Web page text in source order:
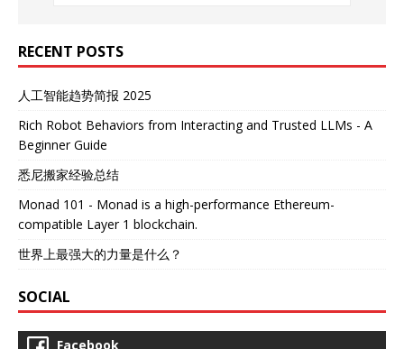
RECENT POSTS
人工智能趋势简报 2025
Rich Robot Behaviors from Interacting and Trusted LLMs - A
Beginner Guide
悉尼搬家经验总结
Monad 101 - Monad is a high-performance Ethereum-
compatible Layer 1 blockchain.
世界上最强大的力量是什么？
SOCIAL
Facebook